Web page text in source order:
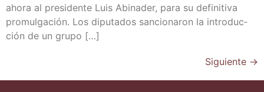
aho­ra al pre­si­den­te Luis Abi­na­der, para su defi­ni­ti­va
pro­mul­ga­ción. Los dipu­tados san­cio­na­ron la intro­duc­
ción de un grupo […]
Siguiente →